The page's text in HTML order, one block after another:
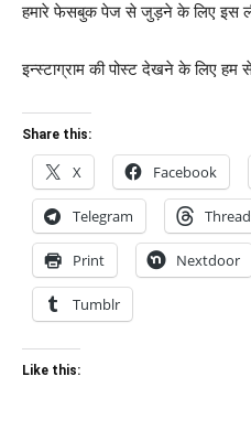
हमारे फेसबुक पेज से जुड़ने के लिए इस
इन्स्टाग्राम की पोस्ट देखने के लिए हम
Share this:
X Facebook
Telegram
Print Nextdoor
Tumblr
Like this: